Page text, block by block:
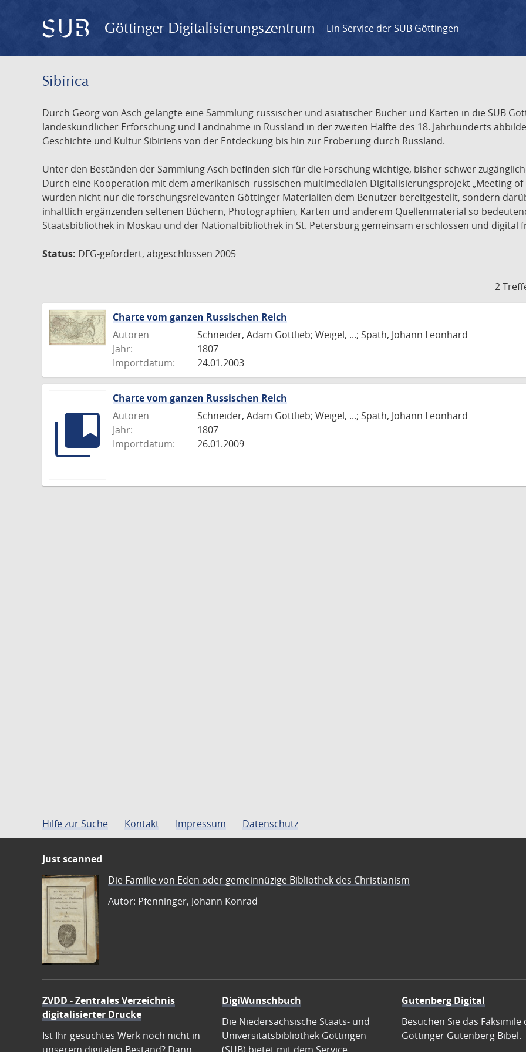
Göttinger Digitalisierungszentrum Ein Service der SUB Göttingen
Sibirica
Durch Georg von Asch gelangte eine Sammlung russischer und asiatischer Bücher und Karten in die SUB
landeskundlicher Erforschung und Landnahme in Russland in der zweiten Hälfte des 18. Jahrhunderts
Geschichte und Kultur Sibiriens von der Entdeckung bis hin zur Eroberung durch Russland.
Unter den Beständen der Sammlung Asch befinden sich für die Forschung wichtige, bisher schwer
Durch eine Kooperation mit dem amerikanisch-russischen multimedialen Digitalisierungsprojekt „Meeting
wurden nicht nur die forschungsrelevanten Göttinger Materialien dem Benutzer bereitgestellt, sondern
inhaltlich ergänzenden seltenen Büchern, Photographien, Karten und anderem Quellenmaterial so
Staatsbibliothek in Moskau und der Nationalbibliothek in St. Petersburg gemeinsam erschlossen und digital
Status: DFG-gefördert, abgeschlossen 2005
2
Charte vom ganzen Russischen Reich
Autoren
Schneider, Adam Gottlieb; Weigel, ...; Späth, Johann Leonhard
Jahr:
1807
Importdatum:
24.01.2003
Charte vom ganzen Russischen Reich
Autoren
Schneider, Adam Gottlieb; Weigel, ...; Späth, Johann Leonhard
Jahr:
1807
Importdatum:
26.01.2009
Hilfe zur Suche Kontakt Impressum Datenschutz
Just scanned
Die Familie von Eden oder gemeinnüzige Bibliothek des Christianism
Autor: Pfenninger, Johann Konrad
ZVDD - Zentrales Verzeichnis
digitalisierter Drucke
Ist Ihr gesuchtes Werk noch nicht in
DigiWunschbuch
Die Niedersächsische Staats- und
Universitätsbibliothek Göttingen
Gutenberg Digital
Besuchen Sie das Faksimile
Göttinger Gutenberg Bibel.